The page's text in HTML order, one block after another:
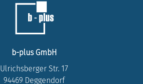
b-plus GmbH
Ulrichsberger Str. 17
94469 Deggendorf